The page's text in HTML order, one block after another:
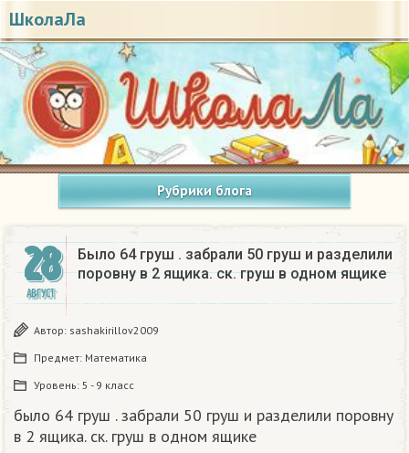
ШколаЛа
Рубрики блога
28
АВГУСТ
Было 64 груш . забрали 50 груш и разделили
поровну в 2 ящика. ск. груш в одном ящике
Автор: sashakirillov2009
Предмет: Математика
Уровень: 5 - 9 класс
было 64 груш . забрали 50 груш и разделили поровну
в 2 ящика. ск. груш в одном ящике